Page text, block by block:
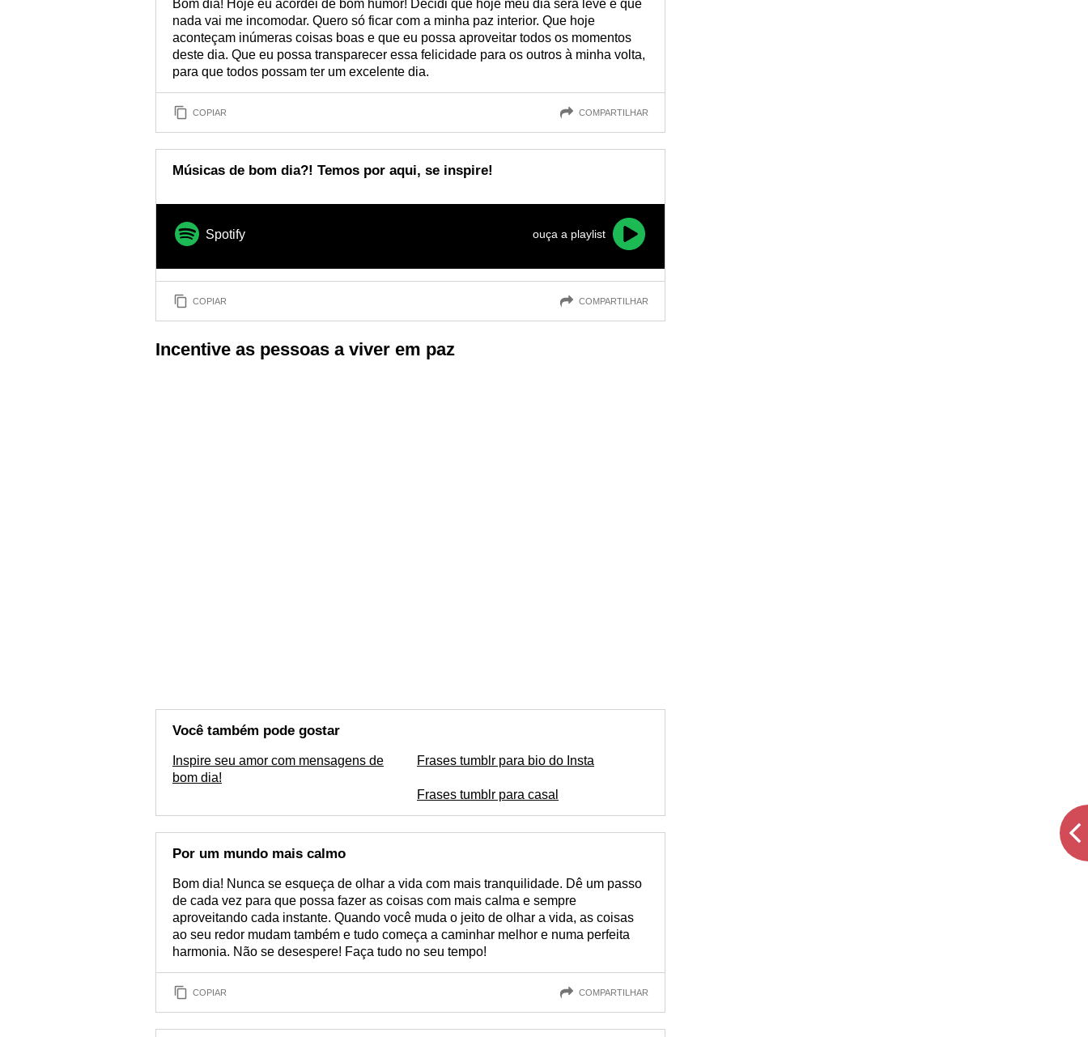
Bom dia! Hoje eu acordei de bom humor! Decidi que hoje meu dia será leve e que
nada vai me incomodar. Quero só ficar com a minha paz interior. Que hoje
aconteçam inúmeras coisas boas e que eu possa aproveitar todos os momentos
deste dia. Que eu possa transparecer essa felicidade para os outros à minha volta,
para que todos possam ter um excelente dia.
COPIAR COMPARTILHAR
Músicas de bom dia?! Temos por aqui, se inspire!
Spotify ouça a playlist
COPIAR COMPARTILHAR
Incentive as pessoas a viver em paz
Você também pode gostar
Inspire seu amor com mensagens de
bom dia!
Frases tumblr para bio do Insta
Frases tumblr para casal
Por um mundo mais calmo
Bom dia! Nunca se esqueça de olhar a vida com mais tranquilidade. Dê um passo
de cada vez para que possa fazer as coisas com mais calma e sempre
aproveitando cada instante. Quando você muda o jeito de olhar a vida, as coisas
ao seu redor mudam também e tudo começa a caminhar melhor e numa perfeita
harmonia. Não se desespere! Faça tudo no seu tempo!
COPIAR COMPARTILHAR